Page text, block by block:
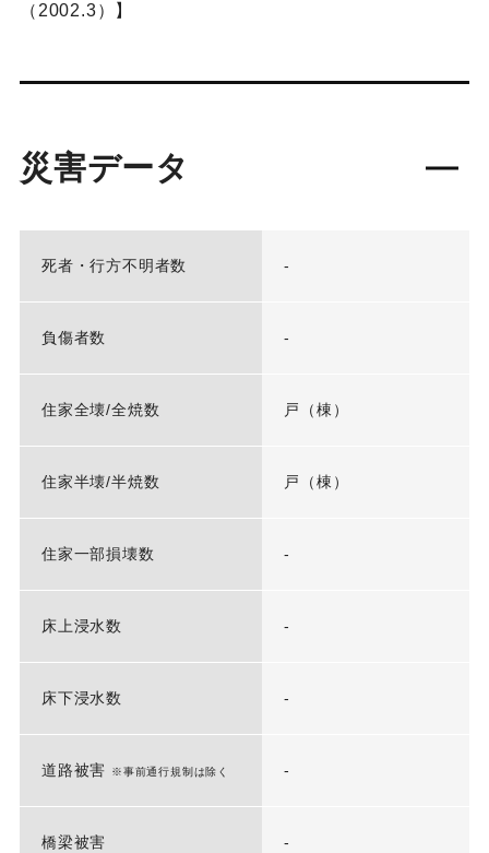
（2002.3）】
災害データ
死者・行方不明者数 -
負傷者数 -
住家全壊/全焼数 戸（棟）
住家半壊/半焼数 戸（棟）
住家一部損壊数 -
床上浸水数 -
床下浸水数 -
道路被害 ※事前通行規制は除く -
橋梁被害 -